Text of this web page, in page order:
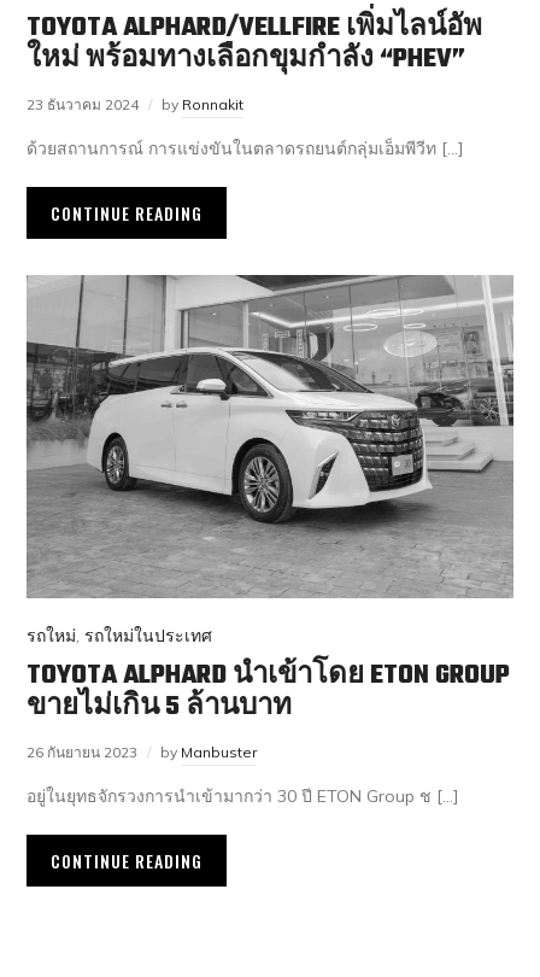
TOYOTA ALPHARD/VELLFIRE เพิ่มไลน์อัพ
ใหม่ พร้อมทางเลือกขุมกำลัง “PHEV”
23 ธันวาคม 2024 by Ronnakit
ด้วยสถานการณ์ การแข่งขันในตลาดรถยนต์กลุ่มเอ็มพีวีท […]
CONTINUE READING
รถใหม่,รถใหม่ในประเทศ
TOYOTA ALPHARD นำเข้าโดย ETON GROUP
ขายไม่เกิน 5 ล้านบาท
26 กันยายน 2023 by Manbuster
อยู่ในยุทธจักรวงการนำเข้ามากว่า 30 ปี ETON Group ช […]
CONTINUE READING